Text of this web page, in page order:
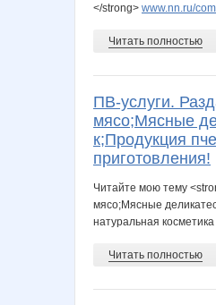
</strong> www.nn.ru/
Читать полностью
ПВ-услуги.
мясо;Мясные
к;Продукция
приготовления!
Читайте мою тему
мясо;Мясные
натуральная
Читать полностью